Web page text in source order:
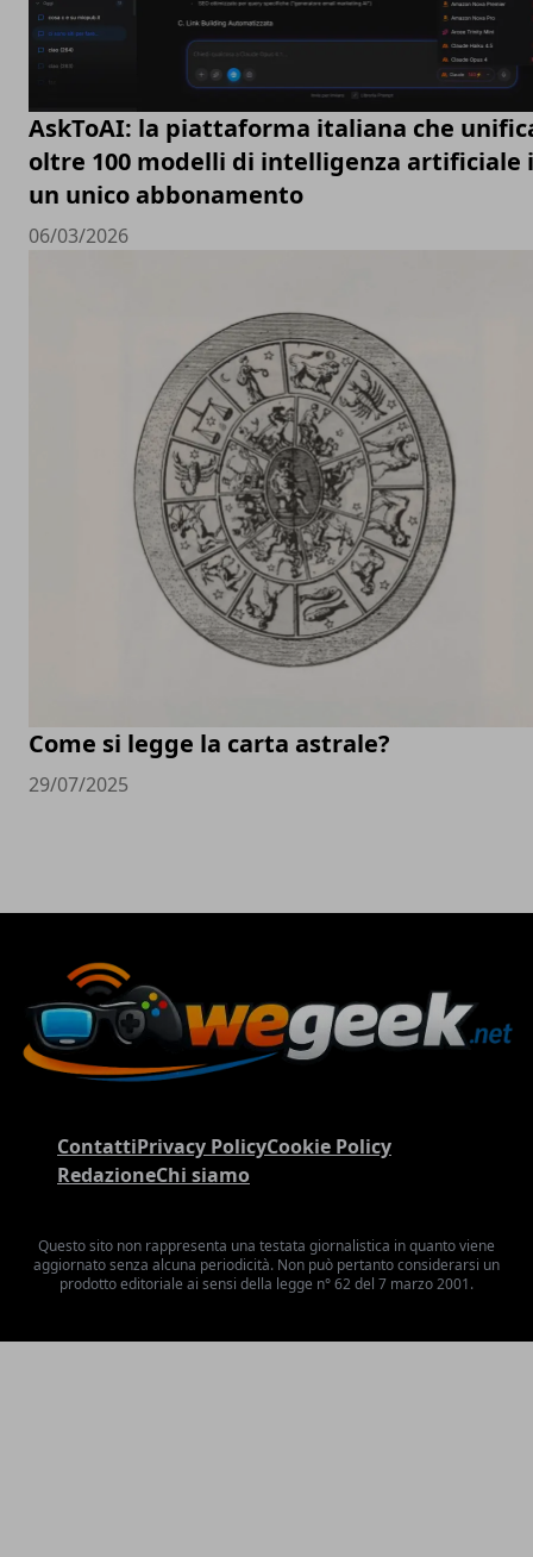
AskToAI: la piattaforma italiana che
oltre 100 modelli di intelligenza artificiale
un unico abbonamento
06/03/2026
Come si legge la carta astrale?
29/07/2025
ContattiPrivacy PolicyCookie Policy
RedazioneChi siamo
Questo sito non rappresenta una testata giornalistica in quanto viene
aggiornato senza alcuna periodicità. Non può pertanto considerarsi un
prodotto editoriale ai sensi della legge n° 62 del 7 marzo 2001.